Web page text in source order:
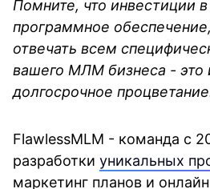
Помните, что инвестиции
программное
отвечать всем
вашего МЛМ бизнеса - это
долгосрочное
FlawlessMLM - команда с
разработки уникальных
маркетинг планов и